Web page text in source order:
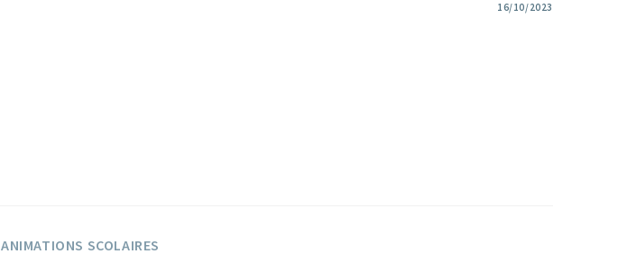
16/10/2023
ANIMATIONS SCOLAIRES